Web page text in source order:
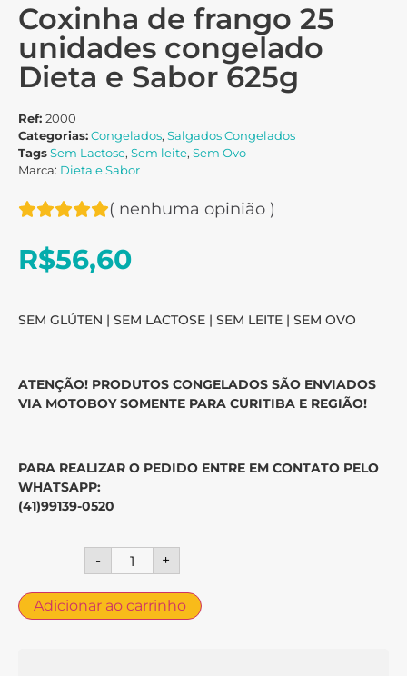
Coxinha de frango 25
unidades congelado
Dieta e Sabor 625g
Ref: 2000
Categorias:Congelados, Salgados Congelados
TagsSem Lactose, Sem leite, Sem Ovo
Marca: Dieta e Sabor
( nenhuma opinião )
R$56,60
SEM GLÚTEN | SEM LACTOSE | SEM LEITE | SEM OVO
ATENÇÃO! PRODUTOS CONGELADOS SÃO ENVIADOS
VIA MOTOBOY SOMENTE PARA CURITIBA E REGIÃO!
PARA REALIZAR O PEDIDO ENTRE EM CONTATO PELO
WHATSAPP:
(41)99139-0520
- +
Adicionar ao carrinho